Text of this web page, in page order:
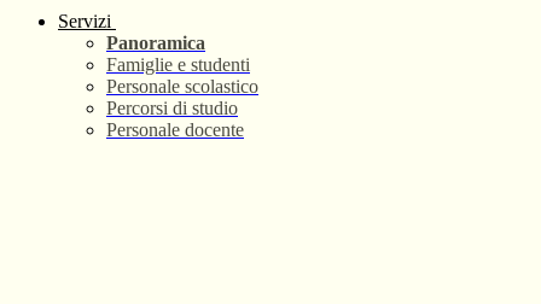
Servizi
Panoramica
Famiglie e studenti
Personale scolastico
Percorsi di studio
Personale docente